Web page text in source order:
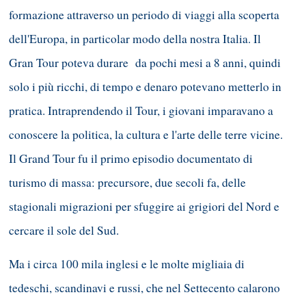
formazione attraverso un periodo di viaggi alla scoperta
dell'Europa, in particolar modo della nostra Italia. Il
Gran Tour poteva durare da pochi mesi a 8 anni, quindi
solo i più ricchi, di tempo e denaro potevano metterlo in
pratica. Intraprendendo il Tour, i giovani imparavano a
conoscere la politica, la cultura e l'arte delle terre vicine.
Il Grand Tour fu il primo episodio documentato di
turismo di massa: precursore, due secoli fa, delle
stagionali migrazioni per sfuggire ai grigiori del Nord e
cercare il sole del Sud.
Ma i circa 100 mila inglesi e le molte migliaia di
tedeschi, scandinavi e russi, che nel Settecento calarono